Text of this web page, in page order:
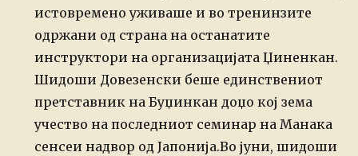
истовремено уживаше и во тренинзите
одржани од страна на останатите
инструктори наорганизацијата Џиненкан.
Шидоши Довезенски беше единствениот
претставник на Буџинкан доџо кој зема
учество на последниот семинар на Манака
сенсеи надвор од Јапонија.Во јуни, шидоши